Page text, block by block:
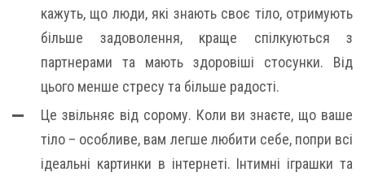
кажуть, що люди, які знають своє тіло, отримують
більше задоволення, краще спілкуються з
партнерами та мають здоровіші стосунки. Від
цього менше стресу та більше радості.
Це звільняє від сорому. Коли ви знаєте, що ваше
тіло – особливе, вам легше любити себе, попри всі
ідеальні картинки в інтернеті. Інтимні іграшки та